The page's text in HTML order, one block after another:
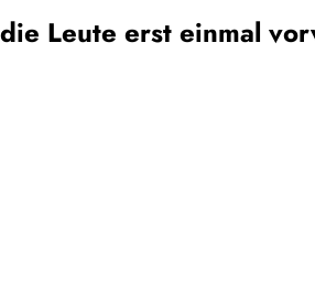
Leute erst einmal